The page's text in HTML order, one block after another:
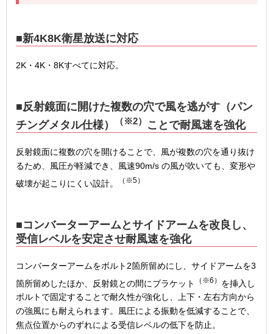
■新4K8K衛星放送に対応
2K・4K・8Kすべてに対応。
■反射鏡面に開けた複数の穴で風を逃がす（パン
チングメタル仕様）
（※2） ことで耐風速を強化
反射鏡面に複数の穴を開けることで、風が複数の穴を通り抜け
るため、風圧が軽減でき、風速90m/s の風が吹いても、変形や
破壊が起こりにくい設計。
（※5）
■コンバーターアームとサイドアームを改良し、
受信レベルを安定させ耐風速を強化
コンバーターアームをボルト2箇所留めにし、サイドアームを3
箇所留めしたほか、反射鏡との間にブラケット
（※6） を挿入し
ボルトで固定することで耐久性が強化し、上下・左右方向から
の強風にも耐えられます。風圧による振動を低減することで、
焦点位置からのずれによる受信レベルの低下を防止。